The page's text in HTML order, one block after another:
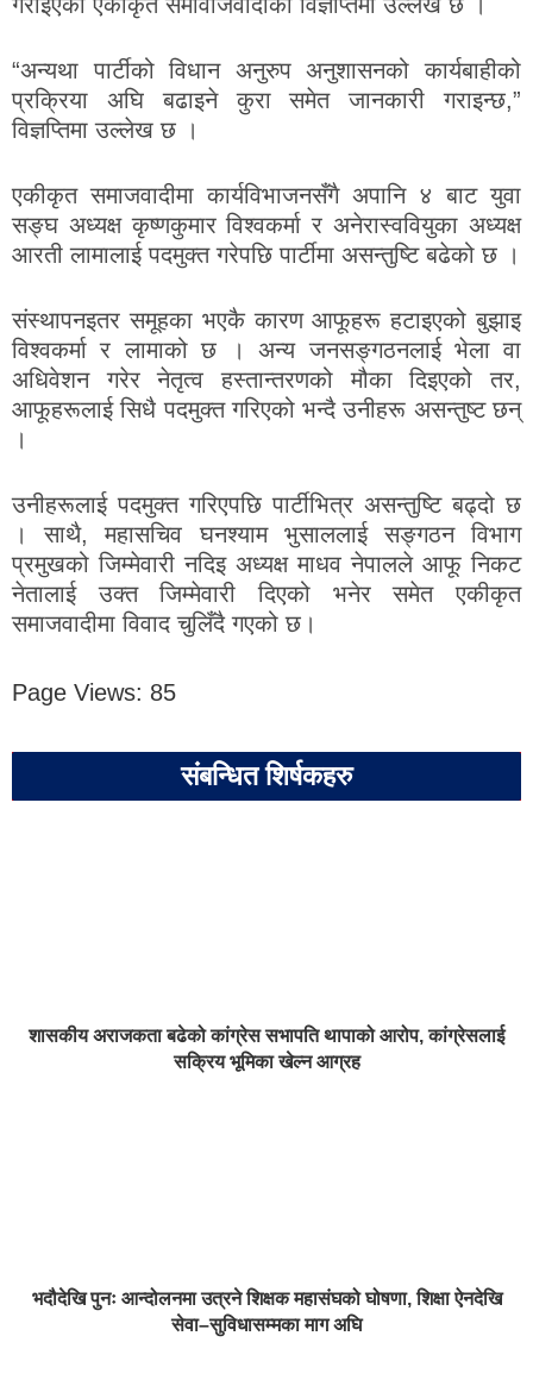
“अन्यथा पार्टीको विधान अनुरुप अनुशासनको कार्यबाहीको
प्रक्रिया अघि बढाइने कुरा समेत जानकारी गराइन्छ,”
विज्ञप्तिमा उल्लेख छ ।
एकीकृत समाजवादीमा कार्यविभाजनसँगै अपानि ४ बाट युवा
सङ्घ अध्यक्ष कृष्णकुमार विश्वकर्मा र अनेरास्ववियुका अध्यक्ष
आरती लामालाई पदमुक्त गरेपछि पार्टीमा असन्तुष्टि बढेको छ ।
संस्थापनइतर समूहका भएकै कारण आफूहरू हटाइएको बुझाइ
विश्वकर्मा र लामाको छ । अन्य जनसङ्गठनलाई भेला वा
अधिवेशन गरेर नेतृत्व हस्तान्तरणको मौका दिइएको तर,
आफूहरूलाई सिधै पदमुक्त गरिएको भन्दै उनीहरू असन्तुष्ट छन्
।
उनीहरूलाई पदमुक्त गरिएपछि पार्टीभित्र असन्तुष्टि बढ्दो छ
। साथै, महासचिव घनश्याम भुसाललाई सङ्गठन विभाग
प्रमुखको जिम्मेवारी नदिइ अध्यक्ष माधव नेपालले आफू निकट
नेतालाई उक्त जिम्मेवारी दिएको भनेर समेत एकीकृत
समाजवादीमा विवाद चुलिँदै गएको छ।
Page Views: 85
संबन्धित शिर्षकहरु
शासकीय अराजकता बढेको कांग्रेस सभापति थापाको आरोप, कांग्रेसलाई
सक्रिय भूमिका खेल्न आग्रह
भदौदेखि पुनः आन्दोलनमा उत्रने शिक्षक महासंघको घोषणा, शिक्षा ऐनदेखि
सेवा–सुविधासम्मका माग अघि